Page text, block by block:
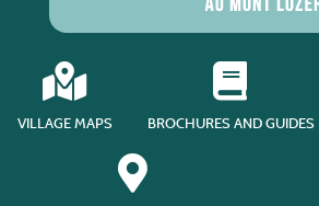
VILLAGE MAPS BROCHURES AND GUIDES